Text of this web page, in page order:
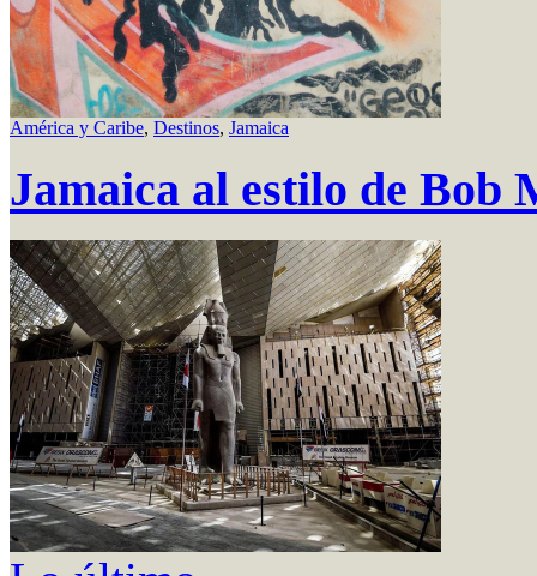
América y Caribe, Destinos, Jamaica
Jamaica al estilo de Bob